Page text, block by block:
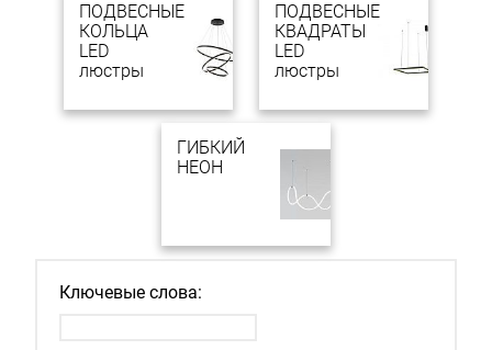
ПОДВЕСНЫЕ
КОЛЬЦА
LED
люстры
ПОДВЕСНЫЕ
КВАДРАТЫ
LED
люстры
ГИБКИЙ
НЕОН
Ключевые слова: